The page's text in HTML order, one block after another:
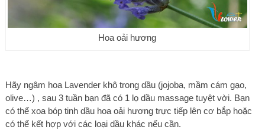
Hoa oải hương
Hãy ngâm hoa Lavender khô trong dầu (jojoba, mầm cám gạo,
olive…) , sau 3 tuần bạn đã có 1 lọ dầu massage tuyệt vời. Bạn
có thể xoa bóp tinh dầu hoa oải hương trực tiếp lên cơ bắp hoặc
có thể kết hợp với các loại dầu khác nếu cần.